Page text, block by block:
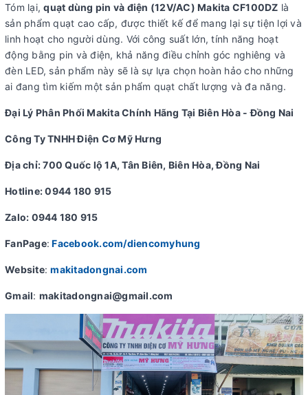
Tóm lại,quạt dùng pin và điện (12V/AC) Makita CF100DZ là
sản phẩm quạt cao cấp, được thiết kế để mang lại sự tiện lợi và
linh hoạt cho người dùng. Với công suất lớn, tính năng hoạt
động bằng pin và điện, khả năng điều chỉnh góc nghiêng và
đèn LED, sản phẩm này sẽ là sự lựa chọn hoàn hảo cho những
ai đang tìm kiếm một sản phẩm quạt chất lượng và đa năng.
Đại Lý Phân Phối Makita Chính Hãng Tại Biên Hòa - Đồng Nai
Công Ty TNHH Điện Cơ Mỹ Hưng
Địa chỉ: 700 Quốc lộ 1A, Tân Biên, Biên Hòa, Đồng Nai
Hotline: 0944 180 915
Zalo: 0944 180 915
FanPage: Facebook.com/diencomyhung
Website:makitadongnai.com
Gmail: makitadongnai@gmail.com